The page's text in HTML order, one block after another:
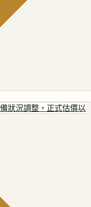
狀況調整，正式估價以